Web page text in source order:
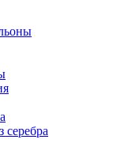
серебра